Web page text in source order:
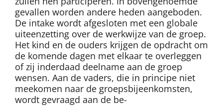
gevallen worden andere heden aangeboden.
De intake wordt afgesloten met een globale
uiteenzetting over de werkwijze van de groep.
Het kind en de ouders krijgen de opdracht om
de komende dagen met elkaar te overleggen
of zij inderdaad deelname aan de groep
wensen. Aan de vaders, die in principe niet
meekomen naar de groepsbijeenkomsten,
wordt gevraagd aan de be-